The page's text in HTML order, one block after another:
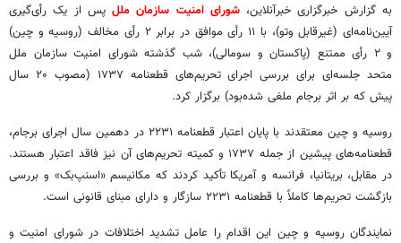
به گزارش خبرگزاری خبرآنلاین،شورای امنیت سازمان مللپس از یک رأی‌گیری
آیین‌نامه‌ای (غیرقابل وتو)، با ۱۱ رأی موافق در برابر ۲ رأی مخالف (روسیه و چین)
و ۲ رأی ممتنع (پاکستان و سومالی)، شب گذشته شورای امنیت سازمان ملل
متحد جلسه‌ای برای بررسی اجرای تحریم‌های قطعنامه ۱۷۳۷ (مصوب ۲۰ سال
پیش که بر اثر برجام ملغی شده‌بود) برگزار کرد.
روسیه و چین معتقدند با پایان اعتبار قطعنامه ۲۲۳۱ در دهمین سال اجرای برجام،
قطعنامه‌های پیشین از جمله ۱۷۳۷ و کمیته تحریم‌های آن نیز فاقد اعتبار هستند.
در مقابل، بریتانیا، فرانسه و آمریکا تأکید کردند که مکانیسم «اسنپ‌بک» و بررسی
بازگشت تحریم‌ها کاملاً با قطعنامه ۲۲۳۱ سازگار و دارای مبنای قانونی است.
نمایندگان روسیه و چین این اقدام را عامل تشدید اختلافات در شورای امنیت و